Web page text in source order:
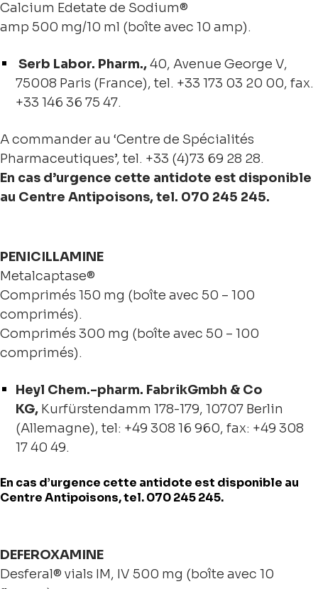
Calcium Edetate de Sodium®
amp 500 mg/10 ml (boîte avec 10 amp).
Serb Labor. Pharm.,40, Avenue George V,
75008 Paris (France), tel. +33 173 03 20 00, fax.
+33 146 36 75 47.
A commander au ‘Centre de Spécialités
Pharmaceutiques’, tel. +33 (4)73 69 28 28.
En cas d’urgence cette antidote est disponible
au Centre Antipoisons, tel. 070 245 245.
PENICILLAMINE
Metalcaptase®
Comprimés 150 mg (boîte avec 50 – 100
comprimés).
Comprimés 300 mg (boîte avec 50 – 100
comprimés).
Heyl Chem.-pharm. FabrikGmbh & Co
KG, Kurfürstendamm 178-179, 10707 Berlin
(Allemagne), tel: +49 308 16 960, fax: +49 308
17 40 49.
En cas d’urgence cette antidote est disponible au
Centre Antipoisons, tel. 070 245 245.
DEFEROXAMINE
Desferal® vials IM, IV 500 mg (boîte avec 10